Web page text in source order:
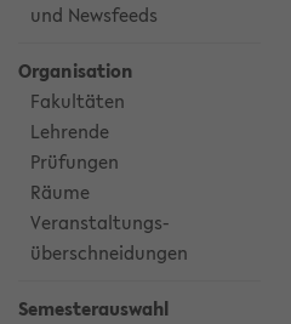
und Newsfeeds
Organisation
Fakultäten
Lehrende
Prüfungen
Räume
Veranstaltungs-
überschneidungen
Semesterauswahl